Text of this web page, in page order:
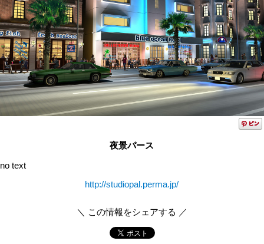
夜景パース
no text
http://studiopal.perma.jp/
＼ この情報をシェアする ／